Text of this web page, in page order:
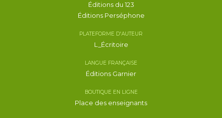
Éditions du 123
Éditions Perséphone
PLATEFORME D'AUTEUR
L_Écritoire
LANGUE FRANÇAISE
Éditions Garnier
BOUTIQUE EN LIGNE
Place des enseignants